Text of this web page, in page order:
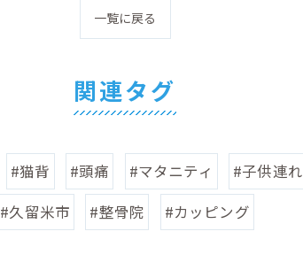
一覧に戻る
関連タグ
#猫背 #頭痛 #マタニティ #子供連れ
#久留米市
#整骨院 #カッピング